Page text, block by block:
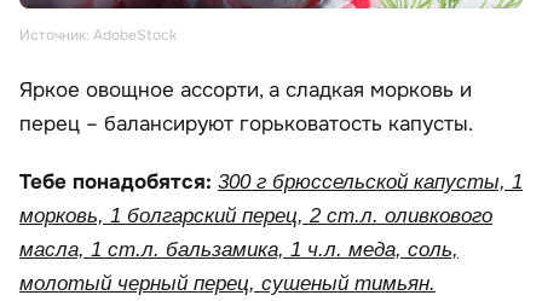
Источник: AdobeStock
Яркое овощное ассорти, а сладкая морковь и
перец – балансируют горьковатость капусты.
Тебе понадобятся: 300 г брюссельской капусты, 1
морковь, 1 болгарский перец, 2 ст.л. оливкового
масла, 1 ст.л. бальзамика, 1 ч.л. меда, соль,
молотый черный перец, сушеный тимьян.